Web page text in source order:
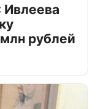
Ивлеева
рублей